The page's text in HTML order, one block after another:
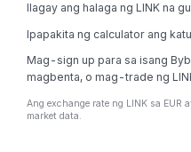
Ilagay ang halaga ng LINK na
Ipapakita ng calculator ang
Mag-sign up para sa isang
magbenta, o mag-trade ng
Ang exchange rate ng LINK sa
market data.